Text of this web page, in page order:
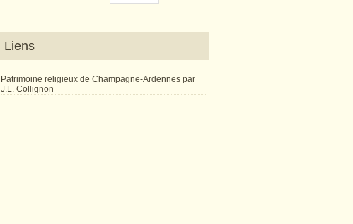
Liens
Patrimoine religieux de Champagne-Ardennes par
J.L. Collignon